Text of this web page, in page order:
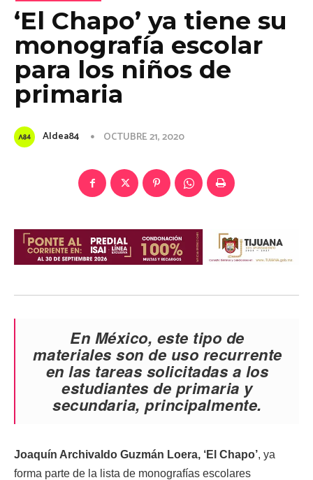
‘El Chapo’ ya tiene su
monografía escolar
para los niños de
primaria
Aldea84 OCTUBRE 21, 2020
En México, este tipo de
materiales son de uso recurrente
en las tareas solicitadas a los
estudiantes de primaria y
secundaria, principalmente.
Joaquín Archivaldo Guzmán Loera, ‘El Chapo’, ya
forma parte de la lista de monografías escolares